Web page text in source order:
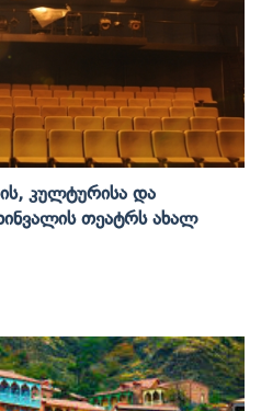
Კულტურისა Და
Თეატრს Ახალ